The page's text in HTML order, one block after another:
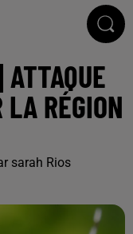
LA RÉGION
sarah Rios